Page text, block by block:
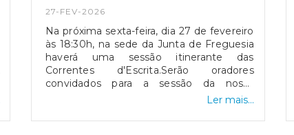
27-FEV-2026
Na próxima sexta-feira, dia 27 de fevereiro
às 18:30h, na sede da Junta de Freguesia
haverá uma sessão itinerante das
Correntes d'Escrita.Serão oradores
convidados para a sessão da nossa
Freguesia, os escritores:• Cláudia Lucas
MarçalNão perca o maior festival literário
Ler mais...